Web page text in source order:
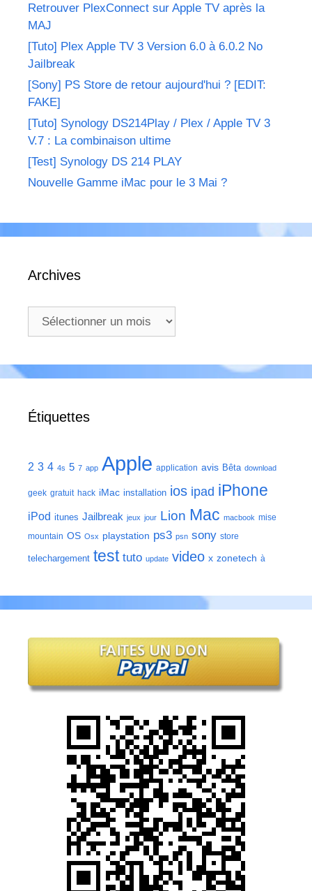
Retrouver PlexConnect sur Apple TV après la
MAJ
[Tuto] Plex Apple TV 3 Version 6.0 à 6.0.2 No
Jailbreak
[Sony] PS Store de retour aujourd'hui ? [EDIT:
FAKE]
[Tuto] Synology DS214Play / Plex / Apple TV 3
V.7 : La combinaison ultime
[Test] Synology DS 214 PLAY
Nouvelle Gamme iMac pour le 3 Mai ?
Archives
Archives
Étiquettes
2 3 4 4s 5 7 app Apple application avis Bêta download
geek gratuit hack iMac installation ios ipad iPhone
iPod itunes Jailbreak jeux jour Lion Mac macbook mise
mountain OS Osx playstation ps3 psn sony store
telechargement test tuto update video x zonetech à